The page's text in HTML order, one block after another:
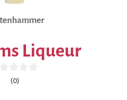
Liqueur
von 0 von 5 Sternen
(0)